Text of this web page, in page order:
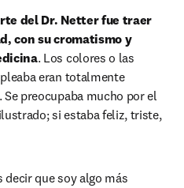
del Dr. Netter fue traer
con su cromatismo y
. Los colores o las
eran totalmente
preocupaba mucho por el
si estaba feliz, triste,
decir que soy algo más